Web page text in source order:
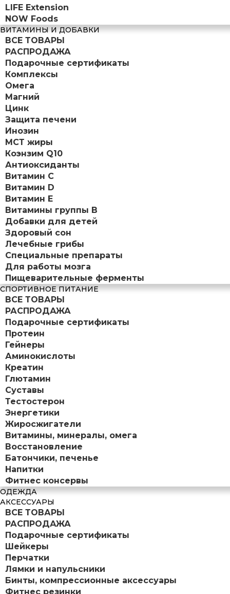
LIFE Extension
NOW Foods
ВИТАМИНЫ И ДОБАВКИ
ВСЕ ТОВАРЫ
РАСПРОДАЖА
Подарочные сертификаты
Комплексы
Омега
Магний
Цинк
Защита печени
Инозин
МСТ жиры
Коэнзим Q10
Антиоксиданты
Витамин С
Витамин D
Витамин Е
Витамины группы B
Добавки для детей
Здоровый сон
Лечебные грибы
Специальные препараты
Для работы мозга
Пищеварительные ферменты
СПОРТИВНОЕ ПИТАНИЕ
ВСЕ ТОВАРЫ
РАСПРОДАЖА
Подарочные сертификаты
Протеин
Гейнеры
Аминокислоты
Креатин
Глютамин
Суставы
Тестостерон
Энергетики
Жиросжигатели
Витамины, минералы, омега
Восстановление
Батончики, печенье
Напитки
Фитнес консервы
ОДЕЖДА
АКСЕССУАРЫ
ВСЕ ТОВАРЫ
РАСПРОДАЖА
Подарочные сертификаты
Шейкеры
Перчатки
Лямки и напульсники
Бинты, компрессионные аксессуары
Фитнес резинки